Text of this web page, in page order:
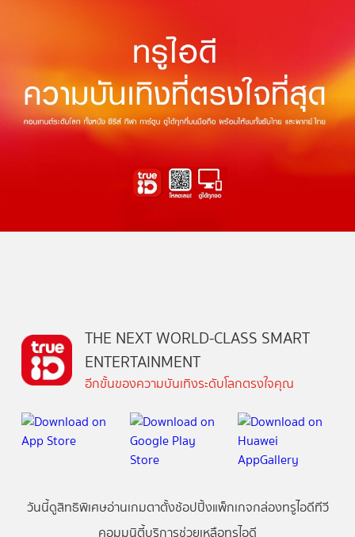
THE NEXT WORLD-CLASS SMART
ENTERTAINMENT
อีกขั้นของความบันเทิงระดับโลกตรงใจคุณ
วันนี้ดูสิทธิพิเศษอ่านเกมตาตั้งช้อปปิ้งแพ็กเกจกล่องทรูไอดีทีวี
คอมมูนิตี้บริการช่วยเหลือทรูไอดี